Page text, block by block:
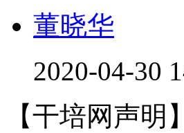
董晓华
2020-04-30
【干培网声